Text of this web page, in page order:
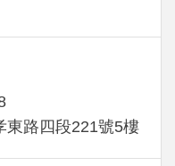
東路四段221號5樓